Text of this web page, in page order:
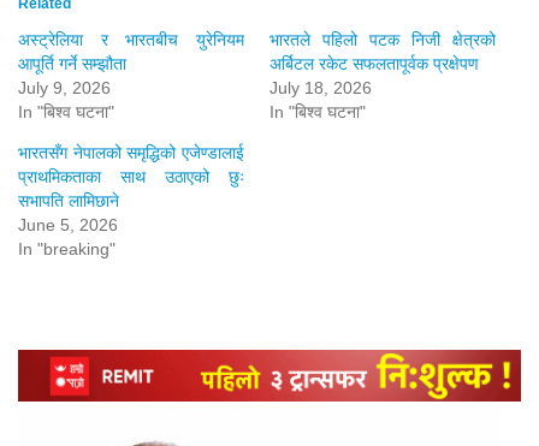
अस्ट्रेलिया र भारतबीच युरेनियम
आपूर्ति गर्ने सम्झौता
July 9, 2026
In "बिश्व घटना"
भारतले पहिलो पटक निजी क्षेत्रको
अर्बिटल रकेट सफलतापूर्वक प्रक्षेपण
July 18, 2026
In "बिश्व घटना"
भारतसँग नेपालको समृद्धिको एजेण्डालाई
प्राथमिकताका साथ उठाएको छुः
सभापति लामिछाने
June 5, 2026
In "breaking"